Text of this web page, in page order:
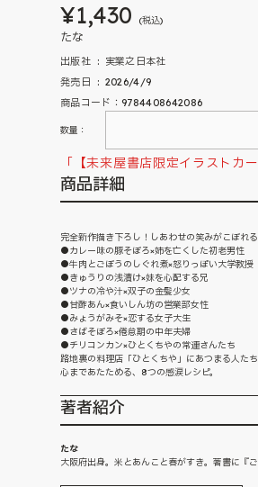
¥1,430 (税込)
たな
出版社 ‏ : ‎ 実業之日本社
発売日 ‏ : ‎ 2026/4/9
商品コード：9784408642086
数量：
「【未来屋書店限定イラストカ
商品詳細
完全新作描き下ろし！しあわせの笑みがこぼれ
●カレー味の豚そぼろ×姉を亡くした初老男性
●牛肉とごぼうのしぐれ煮×怒りっぽい大学教授
●きゅうりの浅漬け×妹を心配する兄
●ツナの冷や汁×双子の金髪少女
●甘酢あん×食いしん坊の営業部女性
●みょうがみそ×恋する女子大生
●さばそぼろ×倦怠期の中年夫婦
●チリコンカン×ひとくちやの常連さんたち
路地裏の料理店「ひとくちや」にあつまる人た
心まであたためる、8つの感涙レシピ。
著者紹介
たな
大阪府出身。米とあんこと春がすき。著書に『